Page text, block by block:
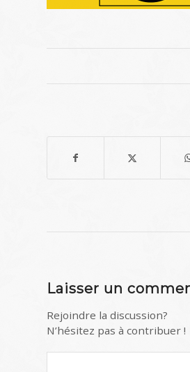
Laisser un
Rejoindre la discussion?
N’hésitez pas à contribuer !